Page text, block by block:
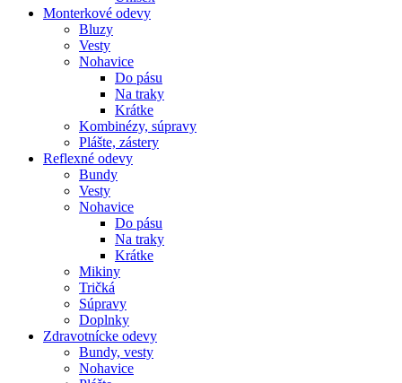
Monterkové odevy
Bluzy
Vesty
Nohavice
Do pásu
Na traky
Krátke
Kombinézy, súpravy
Plášte, zástery
Reflexné odevy
Bundy
Vesty
Nohavice
Do pásu
Na traky
Krátke
Mikiny
Tričká
Súpravy
Doplnky
Zdravotnícke odevy
Bundy, vesty
Nohavice